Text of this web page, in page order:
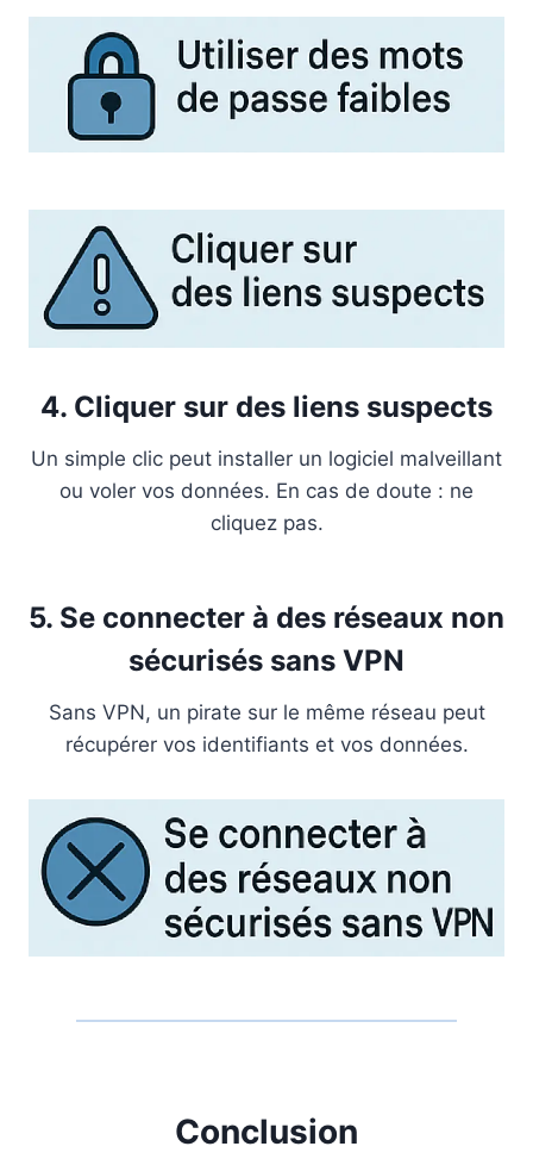
4. Cliquer sur des liens suspects
Un simple clic peut installer un logiciel malveillant
ou voler vos données. En cas de doute : ne
cliquez pas.
5. Se connecter à des réseaux non
sécurisés sans VPN
Sans VPN, un pirate sur le même réseau peut
récupérer vos identifiants et vos données.
Conclusion